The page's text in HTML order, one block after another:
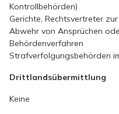
Kontrollbehörden)
Gerichte, Rechtsvertreter
Abwehr von Ansprüchen
Behördenverfahren
Strafverfolgungsbehörden
Drittlandsübermittlung
Keine